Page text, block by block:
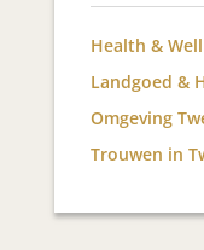
Health &
Landgoed &
Omgeving
Trouwen in